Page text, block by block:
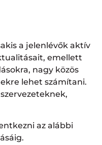
a jelenlévők aktív
emellett
nagy közös
lehet számítani.
az alábbi